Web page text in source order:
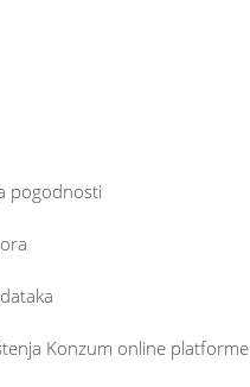
pogodnosti
Konzum online platforme